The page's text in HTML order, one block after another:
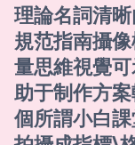
理論名詞清
規范指南攝
量思維視覺
助于制作方
個所謂小白